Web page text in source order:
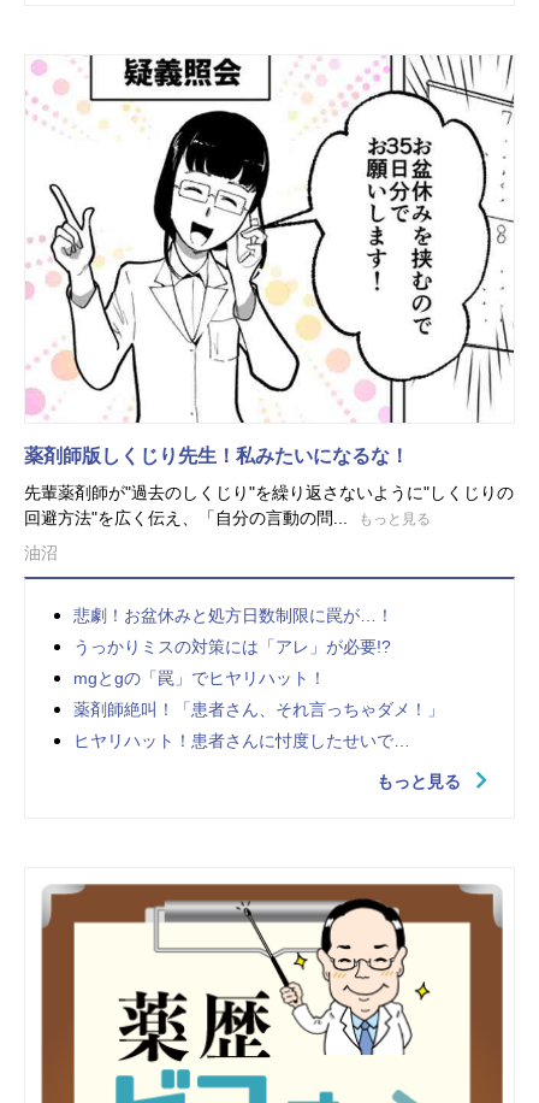
薬剤師版しくじり先生！私みたいになるな！
先輩薬剤師が"過去のしくじり"を繰り返さないように"しくじりの
回避方法"を広く伝え、「自分の言動の問...
もっと見る
油沼
悲劇！お盆休みと処方日数制限に罠が…！
うっかりミスの対策には「アレ」が必要!?
mgとgの「罠」でヒヤリハット！
薬剤師絶叫！「患者さん、それ言っちゃダメ！」
ヒヤリハット！患者さんに忖度したせいで…
もっと見る